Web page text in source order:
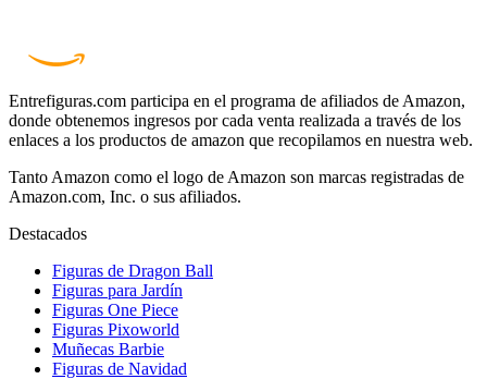
Entrefiguras.com participa en el programa de afiliados de Amazon,
donde obtenemos ingresos por cada venta realizada a través de los
enlaces a los productos de amazon que recopilamos en nuestra web.
Tanto Amazon como el logo de Amazon son marcas registradas de
Amazon.com, Inc. o sus afiliados.
Destacados
Figuras de Dragon Ball
Figuras para Jardín
Figuras One Piece
Figuras Pixoworld
Muñecas Barbie
Figuras de Navidad